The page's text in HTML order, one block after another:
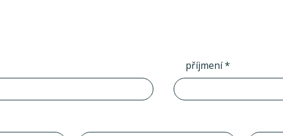
příjmení *